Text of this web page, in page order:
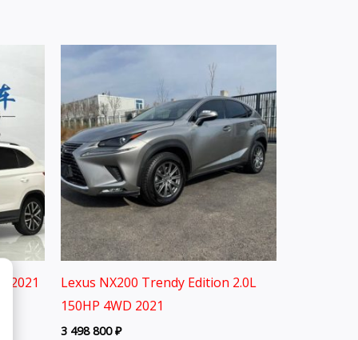
2021
Lexus NX200 Trendy Edition 2.0L
150HP 4WD 2021
3 498 800₽